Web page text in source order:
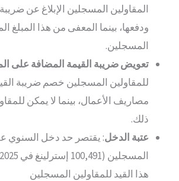
المقاولين المسجلين الإبلاغ عن
ودفعها، بينما المعفى من هذا المبلغ
المسجلين.
تعويض ضريبة القيمة المضافة على
للمقاولين المسجلين خصم ضريبة
مصاريف الأعمال، بينما لا يمكن
ذلك.
عتبة الدخل: يقتصر حد دخل السنوي
هذا القيد للمقاولين المسجلين